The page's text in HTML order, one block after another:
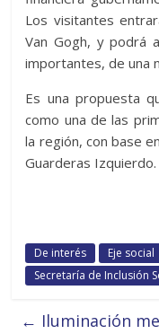
Los visitantes
Van Gogh, y podrá
importantes, de una
Es una propuesta
como una de las
la región, con base
Guarderas Izquierdo.
De interés Eje social
Secretaría de Inclusión
← Iluminación